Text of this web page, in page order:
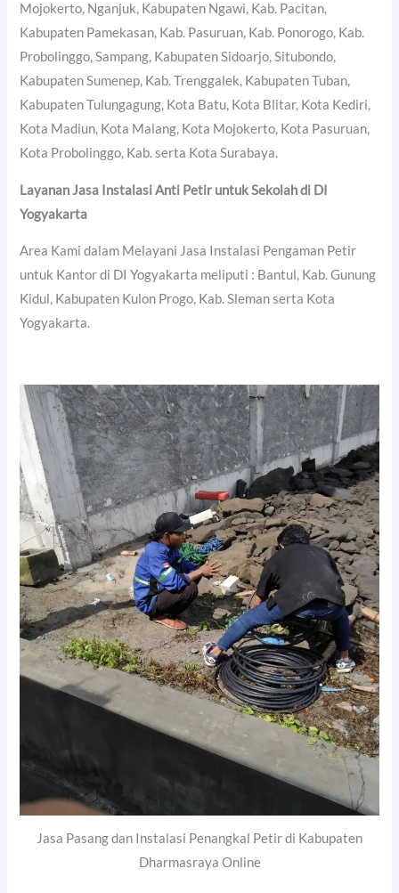
Mojokerto, Nganjuk, Kabupaten Ngawi, Kab. Pacitan,
Kabupaten Pamekasan, Kab. Pasuruan, Kab. Ponorogo, Kab.
Probolinggo, Sampang, Kabupaten Sidoarjo, Situbondo,
Kabupaten Sumenep, Kab. Trenggalek, Kabupaten Tuban,
Kabupaten Tulungagung, Kota Batu, Kota Blitar, Kota Kediri,
Kota Madiun, Kota Malang, Kota Mojokerto, Kota Pasuruan,
Kota Probolinggo, Kab. serta Kota Surabaya.
Layanan Jasa Instalasi Anti Petir untuk Sekolah di DI
Yogyakarta
Area Kami dalam Melayani Jasa Instalasi Pengaman Petir
untuk Kantor di DI Yogyakarta meliputi : Bantul, Kab. Gunung
Kidul, Kabupaten Kulon Progo, Kab. Sleman serta Kota
Yogyakarta.
Jasa Pasang dan Instalasi Penangkal Petir di Kabupaten
Dharmasraya Online